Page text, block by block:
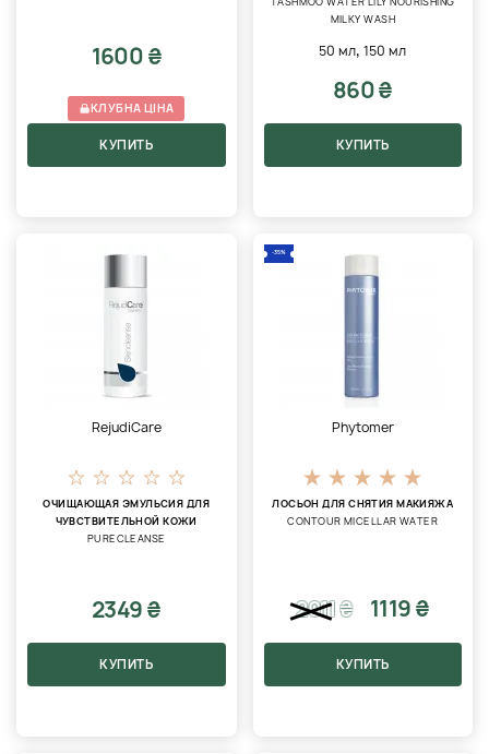
1600 ₴
КЛУБНА ЦІНА
КУПИТЬ
MILKY WASH
50 мл,150 мл
860 ₴
КУПИТЬ
RejudiCare
ОЧИЩАЮЩАЯ ЭМУЛЬСИЯ ДЛЯ
ЧУВСТВИТЕЛЬНОЙ КОЖИ
PURECLEANSE
2349 ₴
КУПИТЬ
-35%
Phytomer
ЛОСЬОН ДЛЯ СНЯТИЯ МАКИЯЖА
CONTOUR MICELLAR WATER
2011₴ 1119 ₴
КУПИТЬ